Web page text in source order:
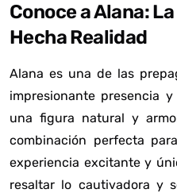
Conoce a Alana:
Hecha Realidad
Alana es una de las
impresionante presencia
una figura natural y
combinación perfecta
experiencia excitante y
resaltar lo cautivadora y